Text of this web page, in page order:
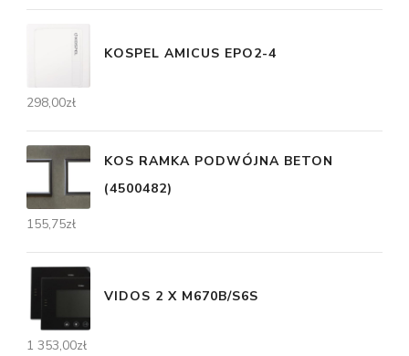
KOSPEL AMICUS EPO2-4
298,00zł
KOS RAMKA PODWÓJNA BETON
(4500482)
155,75zł
VIDOS 2 X M670B/S6S
1 353,00zł